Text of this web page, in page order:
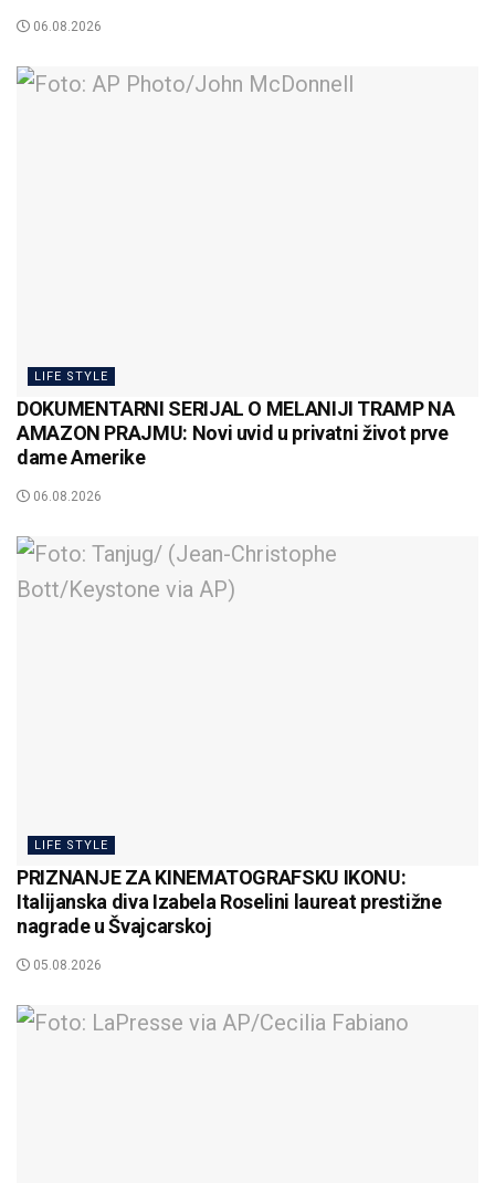
06.08.2026
LIFE STYLE
DOKUMENTARNI SERIJAL O MELANIJI TRAMP NA
AMAZON PRAJMU: Novi uvid u privatni život prve
dame Amerike
06.08.2026
LIFE STYLE
PRIZNANJE ZA KINEMATOGRAFSKU IKONU:
Italijanska diva Izabela Roselini laureat prestižne
nagrade u Švajcarskoj
05.08.2026